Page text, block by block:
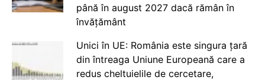
până în august 2027 dacă rămân în
învățământ
Unici în UE: România este singura țară
din întreaga Uniune Europeană care a
redus cheltuielile de cercetare,